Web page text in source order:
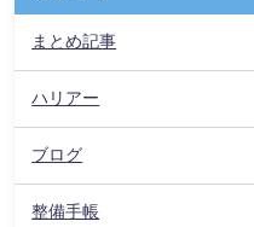
まとめ記事
ハリアー
ブログ
整備手帳